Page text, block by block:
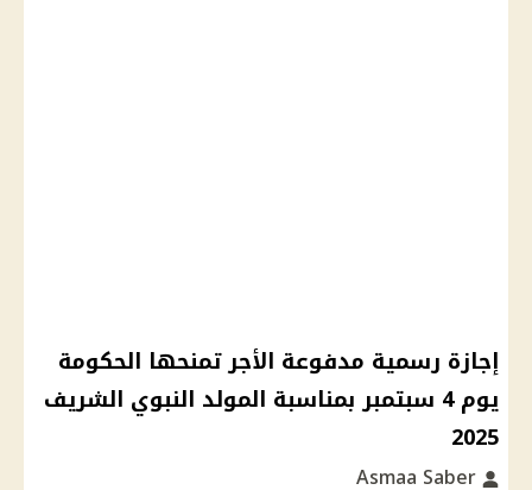
إجازة رسمية مدفوعة الأجر تمنحها الحكومة
يوم 4 سبتمبر بمناسبة المولد النبوي الشريف
2025